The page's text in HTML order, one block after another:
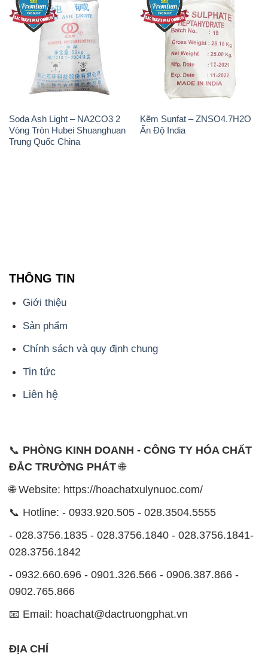
Soda Ash Light – NA2CO3 2
Vòng Tròn Hubei Shuanghuan
Trung Quốc China
Kẽm Sunfat – ZNSO4.7H2O
Ấn Độ India
THÔNG TIN
Giới thiệu
Sản phẩm
Chính sách và quy định chung
Tin tức
Liên hệ
📞 PHÒNG KINH DOANH - CÔNG TY HÓA CHẤT
ĐẮC TRƯỜNG PHÁT🌐
🌐 Website: https://hoachatxulynuoc.com/
📞 Hotline: - 0933.920.505 - 028.3504.5555
- 028.3756.1835 - 028.3756.1840 - 028.3756.1841-
028.3756.1842
- 0932.660.696 - 0901.326.566 - 0906.387.866 -
0902.765.866
📧 Email: hoachat@dactruongphat.vn
ĐỊA CHỈ